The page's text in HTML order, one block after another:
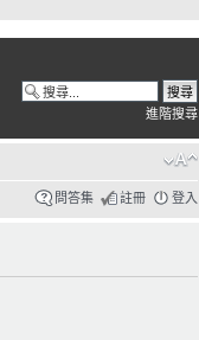
進階搜尋
問答集 註冊 登入